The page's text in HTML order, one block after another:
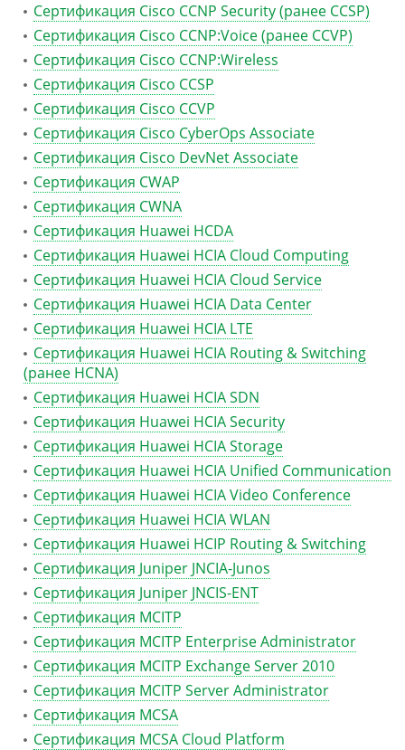
Сертификация Cisco CCNP Security (ранее CCSP)
Сертификация Cisco CCNP:Voice (ранее CCVP)
Сертификация Cisco CCNP:Wireless
Сертификация Cisco CCSP
Сертификация Cisco CCVP
Сертификация Cisco CyberOps Associate
Сертификация Cisco DevNet Associate
Сертификация CWAP
Сертификация CWNA
Сертификация Huawei HCDA
Сертификация Huawei HCIA Cloud Computing
Сертификация Huawei HCIA Cloud Service
Сертификация Huawei HCIA Data Center
Сертификация Huawei HCIA LTE
Сертификация Huawei HCIA Routing & Switching
(ранее HCNA)
Сертификация Huawei HCIA SDN
Сертификация Huawei HCIA Security
Сертификация Huawei HCIA Storage
Сертификация Huawei HCIA Unified Communication
Сертификация Huawei HCIA Video Conference
Сертификация Huawei HCIA WLAN
Сертификация Huawei HCIP Routing & Switching
Сертификация Juniper JNCIA-Junos
Сертификация Juniper JNCIS-ENT
Сертификация MCITP
Сертификация MCITP Enterprise Administrator
Сертификация MCITP Exchange Server 2010
Сертификация MCITP Server Administrator
Сертификация MCSA
Сертификация MCSA Cloud Platform